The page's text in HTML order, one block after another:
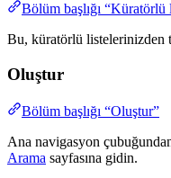
Bölüm başlığı “Küratörlü
Bu, küratörlü listelerinizden
Oluştur
Bölüm başlığı “Oluştur”
Ana navigasyon
Arama sayfasına gidin.